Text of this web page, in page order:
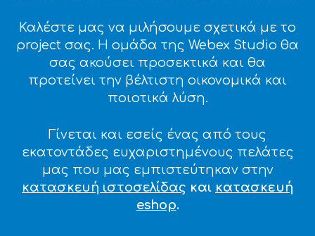
Καλέστε μας να μιλήσουμε σχετικά με το
project σας. Η ομάδα της Webex Studio θα
σας ακούσει προσεκτικά και θα
προτείνει την βέλτιστη οικονομικά και
ποιοτικά λύση.
Γίνεται και εσείς ένας από τους
εκατοντάδες ευχαριστημένους πελάτες
μας που μας εμπιστεύτηκαν στην
κατασκευή ιστοσελίδας και κατασκευή
eshop.